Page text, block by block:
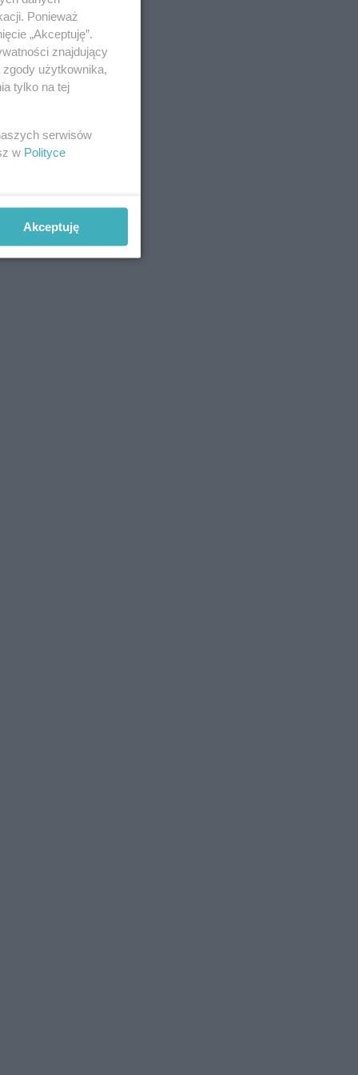
Ponieważ
„Akceptuję”.
znajdujący
użytkownika,
tylko na tej
serwisów
w Polityce
Akceptuję